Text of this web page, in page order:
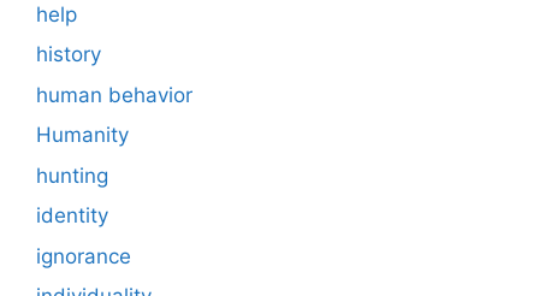
help
history
human behavior
Humanity
hunting
identity
ignorance